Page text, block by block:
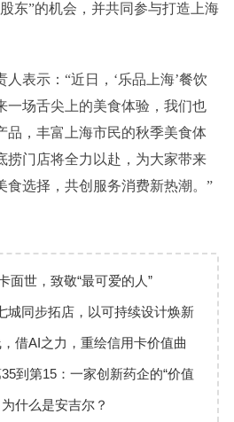
东”的机会，并共同参与打造上海
表示：“近日，‘乐品上海’餐饮
一场舌尖上的美食体验，我们也
品，丰富上海市民的秋季美食体
捞门店将全力以赴，为大家带来
食选择，共创服务消费新热潮。”
面世，致敬“最可爱的人”
城同步拓店，以可持续设计焕新
借AI之力，重绘信用卡价值曲
到第15：一家创新药企的“价值
什么是安吉尔？